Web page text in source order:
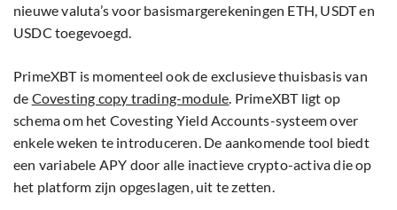
nieuwe valuta’s voor basismargerekeningen ETH, USDT en
USDC toegevoegd.
PrimeXBT is momenteel ook de exclusieve thuisbasis van
de Covesting copy trading-module. PrimeXBT ligt op
schema om het Covesting Yield Accounts-systeem over
enkele weken te introduceren. De aankomende tool biedt
een variabele APY door alle inactieve crypto-activa die op
het platform zijn opgeslagen, uit te zetten.